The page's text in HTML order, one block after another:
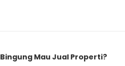
Bingung Mau Jual Properti?